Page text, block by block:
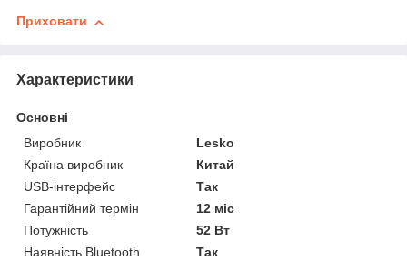
Приховати
Характеристики
Основні
Виробник
Lesko
Країна виробник
Китай
USB-інтерфейс
Так
Гарантійний термін
12 міс
Потужність
52 Вт
Наявність Bluetooth
Так